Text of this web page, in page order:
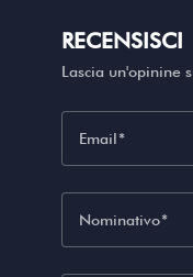
RECENSISCI
Lascia un'opinine
Email
Nominativo